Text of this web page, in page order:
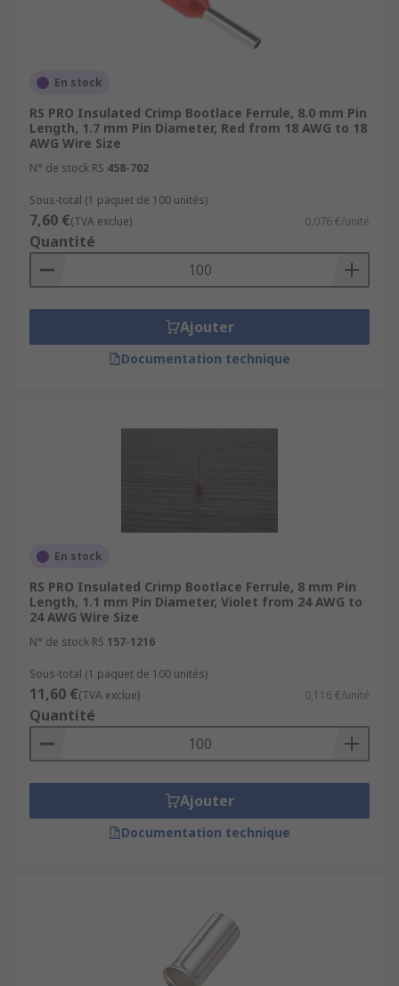
En stock
RS PRO Insulated Crimp Bootlace Ferrule, 8.0 mm Pin
Length, 1.7 mm Pin Diameter, Red from 18 AWG to 18
AWG Wire Size
N° de stock RS 458-702
Sous-total (1 paquet de 100 unités)
7,60 €(TVA exclue) 0,076 €/unité
Quantité
Ajouter
Documentation technique
En stock
RS PRO Insulated Crimp Bootlace Ferrule, 8 mm Pin
Length, 1.1 mm Pin Diameter, Violet from 24 AWG to
24 AWG Wire Size
N° de stock RS 157-1216
Sous-total (1 paquet de 100 unités)
11,60 €(TVA exclue) 0,116 €/unité
Quantité
Ajouter
Documentation technique